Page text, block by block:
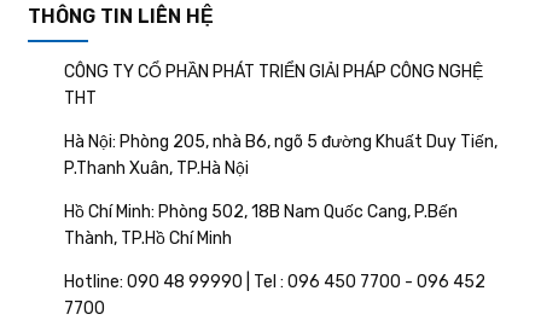
THÔNG TIN LIÊN HỆ
CÔNG TY CỔ PHẦN PHÁT TRIỂN GIẢI PHÁP CÔNG NGHỆ
THT
Hà Nội: Phòng 205, nhà B6, ngõ 5 đường Khuất Duy Tiến,
P.Thanh Xuân, TP.Hà Nội
Hồ Chí Minh: Phòng 502, 18B Nam Quốc Cang, P.Bến
Thành, TP.Hồ Chí Minh
Hotline: 090 48 99990 | Tel : 096 450 7700 - 096 452
7700